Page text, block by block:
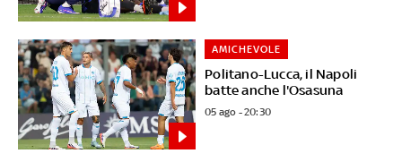
Politano-Lucca, il Napoli
batte anche l'Osasuna
AMICHEVOLE
05 ago - 20:30